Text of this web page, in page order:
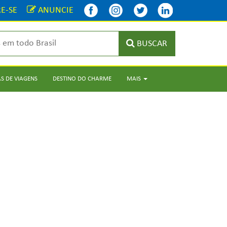
SE ANUNCIE
BUSCAR
DE VIAGENS DESTINO DO CHARME MAIS